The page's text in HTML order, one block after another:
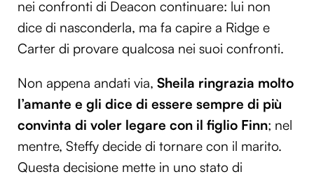
nei confronti di Deacon continuare: lui non
dice di nasconderla, ma fa capire a Ridge e
Carter di provare qualcosa nei suoi confronti.
Non appena andati via, Sheila ringrazia molto
l’amante e gli dice di essere sempre di più
convinta di voler legare con il figlio Finn; nel
mentre, Steffy decide di tornare con il marito.
Questa decisione mette in uno stato di